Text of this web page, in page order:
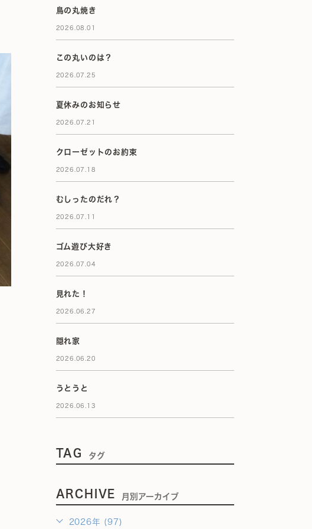
鳥の丸焼き
2026.08.01
この丸いのは？
2026.07.25
夏休みのお知らせ
2026.07.21
クローゼットのお約束
2026.07.18
むしったのだれ？
2026.07.11
ゴム遊び大好き
2026.07.04
見れた！
2026.06.27
隠れ家
2026.06.20
うとうと
2026.06.13
TAG タグ
ARCHIVE 月別アーカイブ
2026年 (97)